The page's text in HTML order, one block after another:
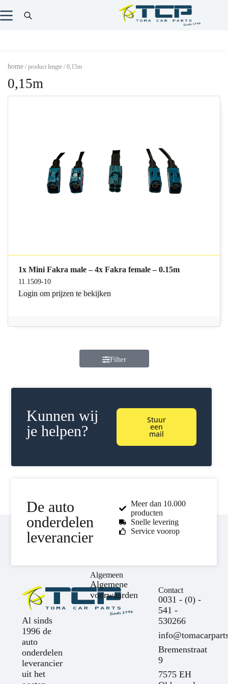
home / product lengte / 0,15m
0,15m
1x Mini Fakra male – 4x Fakra female – 0.15m
11.1509-10
Login om prijzen te bekijken
Filter
Kunnen wij
je helpen?
Stuur
een
mail
De auto
onderdelen
leverancier
Meer dan 10.000
producten
Snelle levering
Service voorop
Al sinds
1996 de
auto
onderdelen
leverancier
uit het
Algemeen
Algemene
voorwaarden
Contact
0031 - (0) -
541 -
530266
Bremenstraat
9
7575 EH